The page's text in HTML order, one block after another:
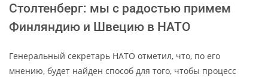
Столтенберг: мы с радостью примем
Финляндию и Швецию в НАТО
Генеральный секретарь НАТО отметил, что, по его
мнению, будет найден способ для того, чтобы процесс